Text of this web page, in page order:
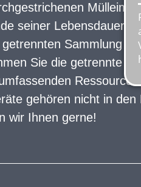
seiner Lebensdauer
Sammlung
Sie die getrennte
gehören nicht in
wir Ihnen gerne!